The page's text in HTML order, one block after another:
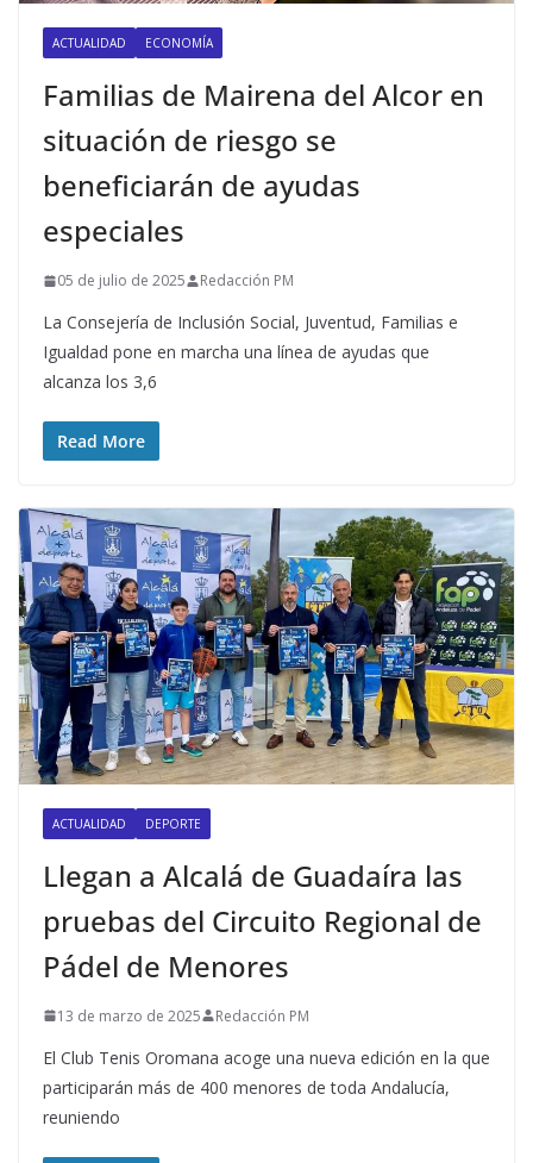
ACTUALIDAD ECONOMÍA
Familias de Mairena del Alcor en
situación de riesgo se
beneficiarán de ayudas
especiales
05 de julio de 2025 Redacción PM
La Consejería de Inclusión Social, Juventud, Familias e
Igualdad pone en marcha una línea de ayudas que
alcanza los 3,6
Read More
ACTUALIDAD DEPORTE
Llegan a Alcalá de Guadaíra las
pruebas del Circuito Regional de
Pádel de Menores
13 de marzo de 2025 Redacción PM
El Club Tenis Oromana acoge una nueva edición en la que
participarán más de 400 menores de toda Andalucía,
reuniendo